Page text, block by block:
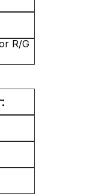
R/G